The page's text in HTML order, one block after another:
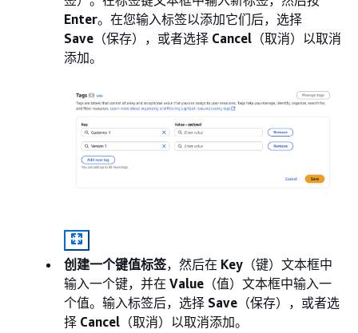
Enter。在您输入标签以添加它们后，选择
Save （保存），或者选择 Cancel （取消）以取消
添加。
创建一个键值标签，然后在 Key （键）文本框中
输入一个键，并在 Value （值）文本框中输入一
个值。输入标签后，选择 Save （保存），或者选
择 Cancel （取消）以取消添加。